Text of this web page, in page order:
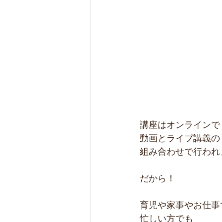
講座はオンラインで
動画とライブ講義の
組み合わせで行わ
だから！
育児や家事やお仕事
忙しい方でも